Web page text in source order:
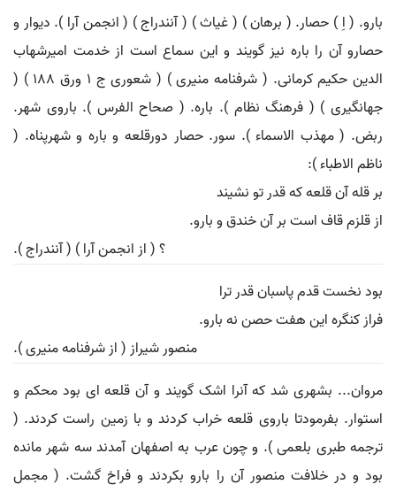
بارو. ( اِ ) حصار. ( برهان ) ( غیاث ) ( آنندراج ) ( انجمن آرا ). دیوار و
حصارو آن را باره نیز گویند و این سماع است از خدمت امیرشهاب
الدین حکیم کرمانی. ( شرفنامه منیری ) ( شعوری ج 1 ورق 188 ) (
جهانگیری ) ( فرهنگ نظام ). باره. ( صحاح الفرس ). باروی شهر.
ربض. ( مهذب الاسماء ). سور. حصار دورقلعه و باره و شهرپناه. (
ناظم الاطباء ):
بر قله آن قلعه که قدر تو نشیند
از قلزم قاف است بر آن خندق و بارو.
؟ ( از انجمن آرا ) ( آنندراج ).
بود نخست قدم پاسبان قدر ترا
فراز کنگره این هفت حصن نه بارو.
منصور شیراز ( از شرفنامه منیری ).
مروان... بشهری شد که آنرا اشک گویند و آن قلعه ای بود محکم و
استوار. بفرمودتا باروی قلعه خراب کردند و با زمین راست کردند. (
ترجمه طبری بلعمی ). و چون عرب به اصفهان آمدند سه شهر مانده
بود و در خلافت منصور آن را بارو بکردند و فراخ گشت. ( مجمل